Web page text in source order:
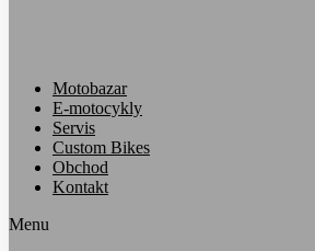
Motobazar
E-motocykly
Servis
Custom Bikes
Obchod
Kontakt
Menu